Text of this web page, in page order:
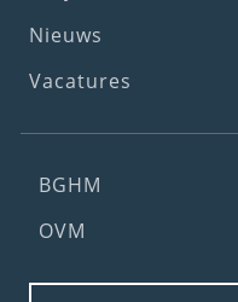
Nieuws
Vacatures
Footer
(2nd
BGHM
OVM